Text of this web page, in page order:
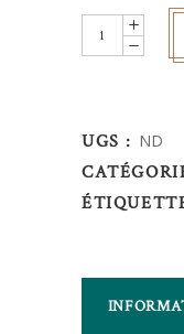
Wax
Africain
quantity
UGS : ND